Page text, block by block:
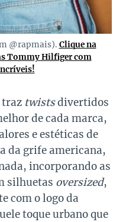
@rapmais). Clique na
Tommy Hilfiger com
traz twistsdivertidos
de cada marca,
e estéticas de
da grife americana,
incorporando as
silhuetas oversized,
com o logo da
toque urbano que